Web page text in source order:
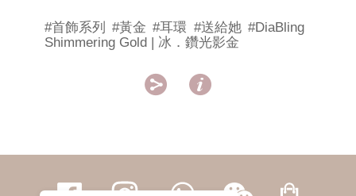
#首飾系列 #黃金 #耳環 #送給她 #DiaBling
Shimmering Gold | 冰．鑽光影金
 